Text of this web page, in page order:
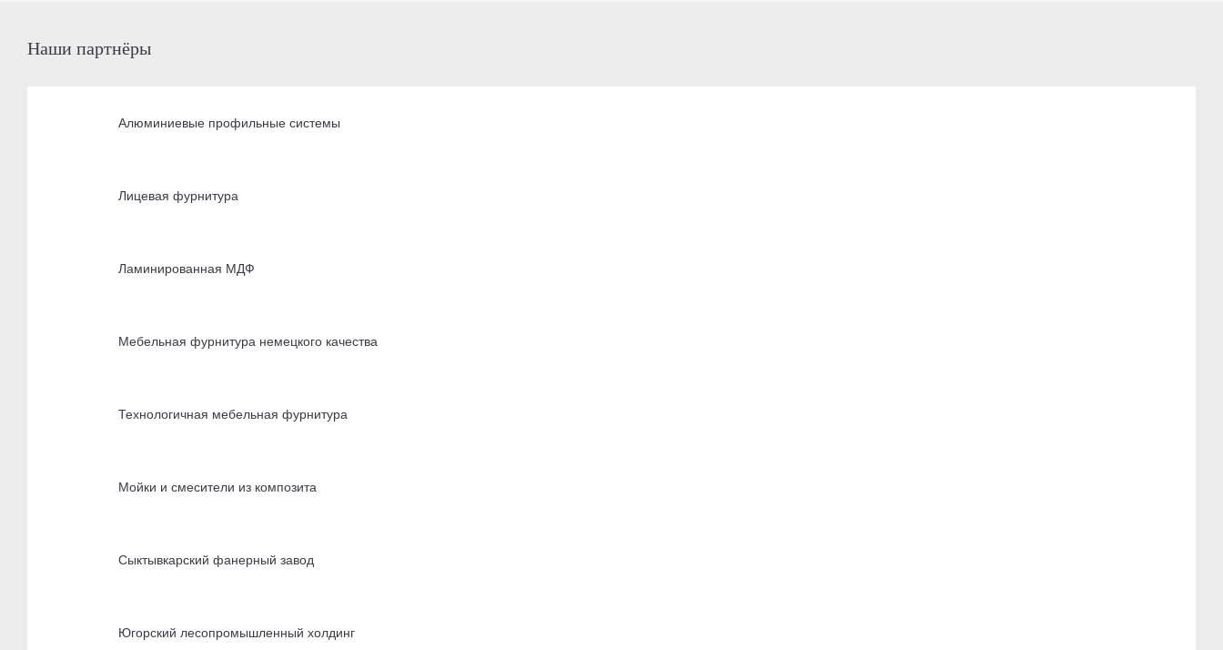
Наши партнёры
Алюминиевые профильные системы
Лицевая фурнитура
Ламинированная МДФ
Мебельная фурнитура немецкого качества
Технологичная мебельная фурнитура
Мойки и смесители из композита
Сыктывкарский фанерный завод
Югорский лесопромышленный холдинг